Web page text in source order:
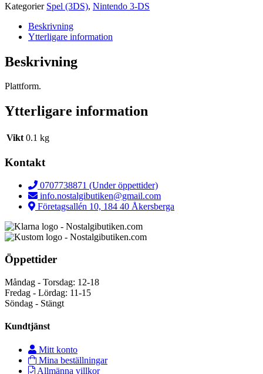
Kategorier Spel (3DS), Nintendo 3-DS
Beskrivning
Ytterligare information
Beskrivning
Plattform.
Ytterligare information
Vikt 0.1 kg
Kontakt
0707738871 (Under öppettider)
info.nostalgibutiken@gmail.com
Företagsallén 10, 184 40 Åkersberga
Öppettider
Måndag - Torsdag: 12-18
Fredag - Lördag: 11-15
Söndag - Stängt
Kundtjänst
Mitt konto
Mina beställningar
Allmänna villkor